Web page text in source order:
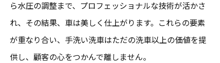
お客様の期待を超えるサービス
ら水圧の調整まで、プロフェッショナルな技術が活かさ
れ、その結果、車は美しく仕上がります。これらの要素
が重なり合い、手洗い洗車はただの洗車以上の価値を提
供し、顧客の心をつかんで離しません。